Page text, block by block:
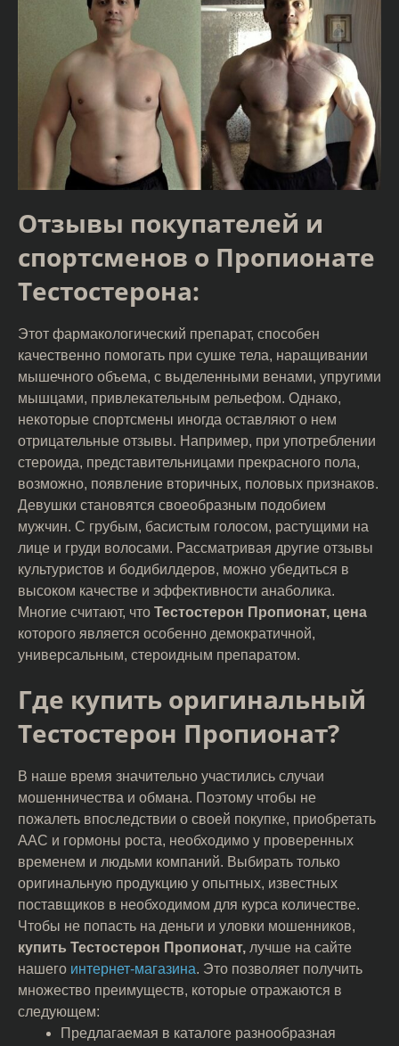
Отзывы покупателей и
спортсменов о Пропионате
Тестостерона:
Этот фармакологический препарат, способен
качественно помогать при сушке тела, наращивании
мышечного объема, с выделенными венами, упругими
мышцами, привлекательным рельефом. Однако,
некоторые спортсмены иногда оставляют о нем
отрицательные отзывы. Например, при употреблении
стероида, представительницами прекрасного пола,
возможно, появление вторичных, половых признаков.
Девушки становятся своеобразным подобием
мужчин. С грубым, басистым голосом, растущими на
лице и груди волосами. Рассматривая другие отзывы
культуристов и бодибилдеров, можно убедиться в
высоком качестве и эффективности анаболика.
Многие считают, что Тестостерон Пропионат, цена
которого является особенно демократичной,
универсальным, стероидным препаратом.
Где купить оригинальный
Тестостерон Пропионат?
В наше время значительно участились случаи
мошенничества и обмана. Поэтому чтобы не
пожалеть впоследствии о своей покупке, приобретать
ААС и гормоны роста, необходимо у проверенных
временем и людьми компаний. Выбирать только
оригинальную продукцию у опытных, известных
поставщиков в необходимом для курса количестве.
Чтобы не попасть на деньги и уловки мошенников,
купить Тестостерон Пропионат, лучше на сайте
нашего интернет-магазина. Это позволяет получить
множество преимуществ, которые отражаются в
следующем:
Предлагаемая в каталоге разнообразная